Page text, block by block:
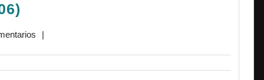
Barbastro
|